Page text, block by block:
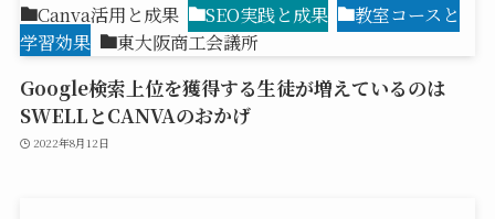
Canva活用と成果 SEO実践と成果
教室コースと
学習効果
東大阪商工会議所
Google検索上位を獲得する生徒が増えているのは
SWELLとCANVAのおかげ
2022年8月12日